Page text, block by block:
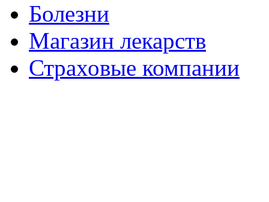
Болезни
Магазин лекарств
Страховые компании